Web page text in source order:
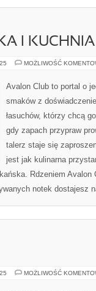
I
MOŻLIWOŚĆ
Avalon Club to portal o
smaków z
łasuchów, którzy chcą
gdy zapach przypraw
talerz staje się
jest jak kulinarna
Rdzeniem Avalon
notek dostajesz
MOŻLIWOŚĆ